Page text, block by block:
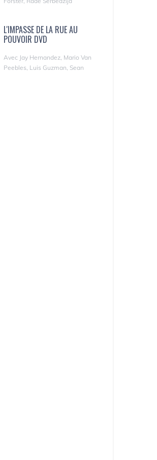
L'IMPASSE DE LA RUE AU
POUVOIR DVD
Avec Jay Hernandez, Mario Van
Peebles, Luis Guzman, Sean